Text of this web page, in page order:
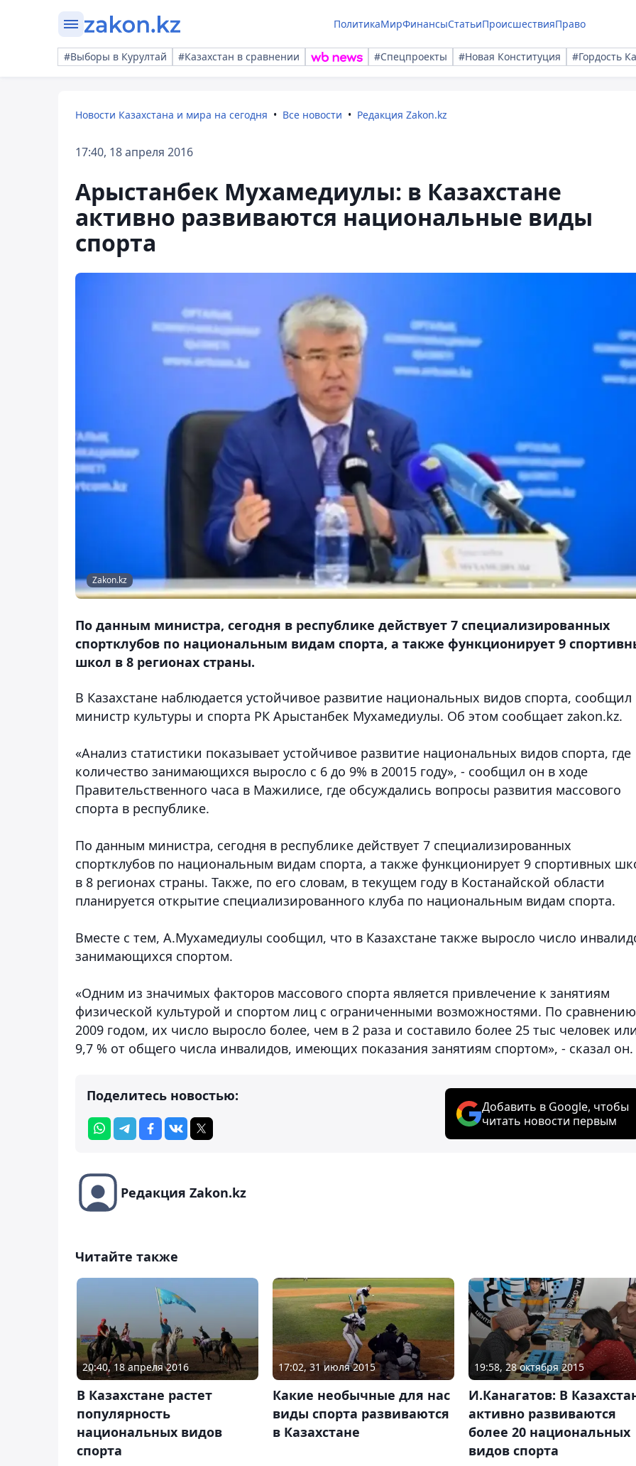
ПолитикаМирФинансыСтатьиПроисшествияПраво
#Выборы в Курултай #Казахстан в сравнении #Спецпроекты #Новая Конституция #Гордость
Новости Казахстана и мира на сегодня Все новости Редакция Zakon.kz
17:40, 18 апреля 2016
Арыстанбек Мухамедиулы: в Казахстане
активно развиваются национальные виды
спорта
Zakon.kz
По данным министра, сегодня в республике действует 7 специализированных
спортклубов по национальным видам спорта, а также функционирует 9
школ в 8 регионах страны.
В Казахстане наблюдается устойчивое развитие национальных видов спорта, сообщил
министр культуры и спорта РК Арыстанбек Мухамедиулы. Об этом сообщает zakon.kz.
«Анализ статистики показывает устойчивое развитие национальных видов спорта, где
количество занимающихся выросло с 6 до 9% в 20015 году», - сообщил он в ходе
Правительственного часа в Мажилисе, где обсуждались вопросы развития массового
спорта в республике.
По данным министра, сегодня в республике действует 7 специализированных
спортклубов по национальным видам спорта, а также функционирует 9 спортивных
в 8 регионах страны. Также, по его словам, в текущем году в Костанайской области
планируется открытие специализированного клуба по национальным видам спорта.
Вместе с тем, А.Мухамедиулы сообщил, что в Казахстане также выросло число
занимающихся спортом.
«Одним из значимых факторов массового спорта является привлечение к занятиям
физической культурой и спортом лиц с ограниченными возможностями. По
2009 годом, их число выросло более, чем в 2 раза и составило более 25 тыс человек
9,7 % от общего числа инвалидов, имеющих показания занятиям спортом», - сказал он.
Поделитесь новостью:
Добавить в Google, чтобы
читать новости первым
Редакция Zakon.kz
Читайте также
20:40, 18 апреля 2016
В Казахстане растет
популярность
национальных видов
спорта
17:02, 31 июля 2015
Какие необычные для нас
виды спорта развиваются
в Казахстане
19:58, 28 октября 2015
И.Канагатов: В
активно развиваются
более 20 национальных
видов спорта